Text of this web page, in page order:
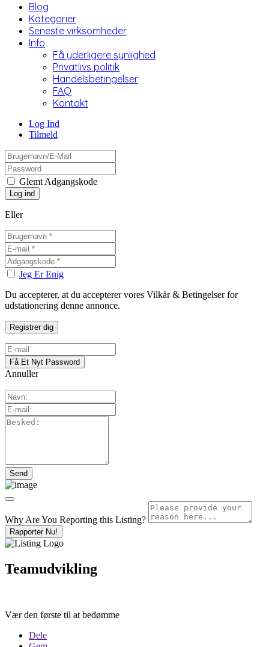
Blog
Kategorier
Seneste virksomheder
Info
Få yderligere synlighed
Privatlivs politik
Handelsbetingelser
FAQ
Kontakt
Log Ind
Tilmeld
Glemt Adgangskode
Eller
Jeg Er Enig
Du accepterer, at du accepterer vores Vilkår & Betingelser for
udstationering denne annonce.
Annuller
Why Are You Reporting this Listing?
Rapporter Nu!
Teamudvikling
Vær den første til at bedømme
Dele